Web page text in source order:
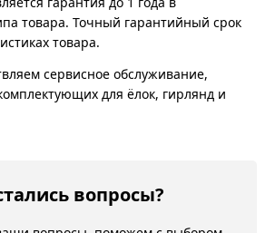
товара. Точный гарантийный срок
товара.
сервисное обслуживание,
для ёлок, гирлянд и
вопросы?